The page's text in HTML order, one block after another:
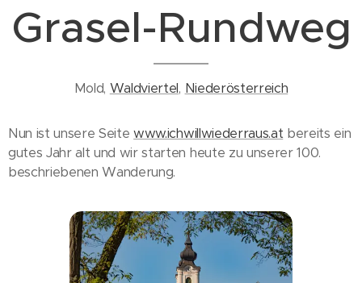
Grasel-Rundweg
Mold, Waldviertel, Niederösterreich
Nun ist unsere Seitewww.ichwillwiederraus.at bereits ein
gutes Jahr alt und wir starten heute zu unserer 100.
beschriebenen Wanderung.